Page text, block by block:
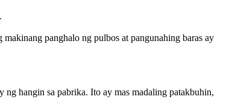
panghalo ng pulbos at pangunahing baras ay
hangin sa pabrika. Ito ay mas madaling patakbuhin,